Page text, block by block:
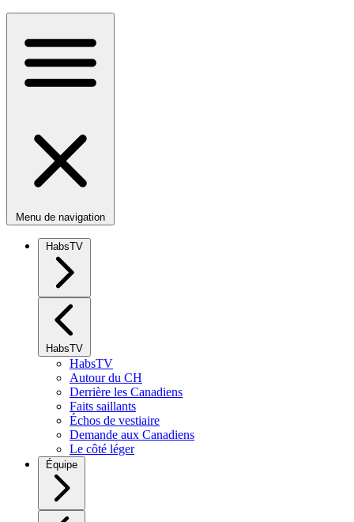
Menu de navigation
HabsTV
HabsTV
HabsTV
Autour du CH
Derrière les Canadiens
Faits saillants
Échos de vestiaire
Demande aux Canadiens
Le côté léger
Équipe